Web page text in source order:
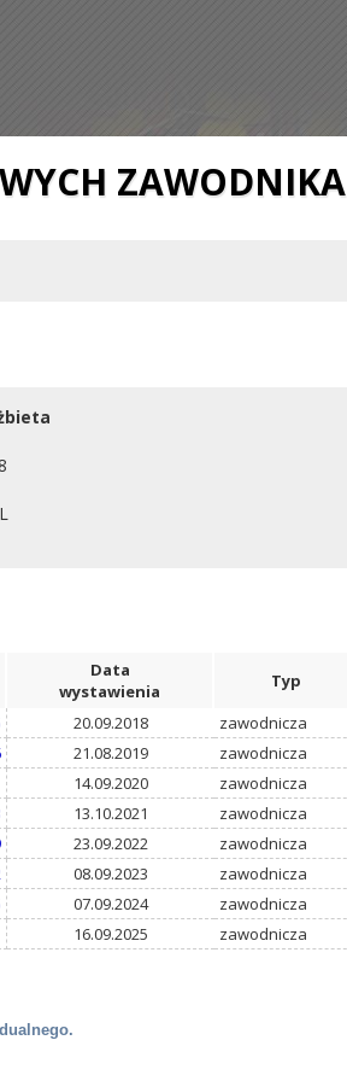
ZAWODNIKA
Data
wystawienia
Typ
20.09.2018 zawodnicza
21.08.2019 zawodnicza
14.09.2020 zawodnicza
13.10.2021 zawodnicza
23.09.2022 zawodnicza
08.09.2023 zawodnicza
07.09.2024 zawodnicza
16.09.2025 zawodnicza